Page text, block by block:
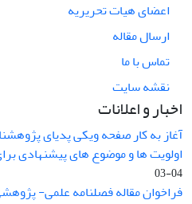
اعضای هیات تحریریه
ارسال مقاله
تماس با ما
نقشه سایت
اخبار و اعلانات
آغاز به کار صفحه ویکی پدیای
اولویت ها و موضوع های پیشنهادی
04-03
فراخوان مقاله فصلنامه علمی-